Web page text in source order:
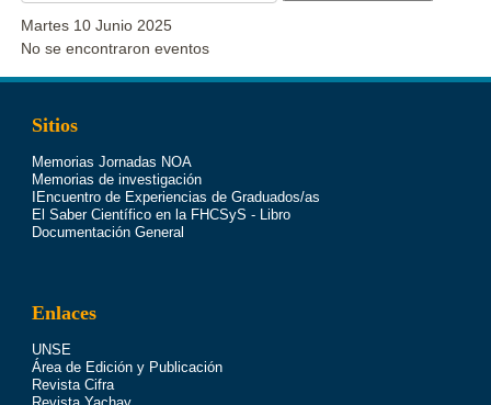
Martes 10 Junio 2025
No se encontraron eventos
Sitios
Memorias Jornadas NOA
Memorias de investigación
IEncuentro de Experiencias de Graduados/as
El Saber Científico en la FHCSyS - Libro
Documentación General
Enlaces
UNSE
Área de Edición y Publicación
Revista Cifra